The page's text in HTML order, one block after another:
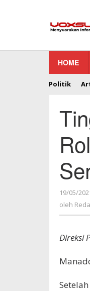
HOME
Politik
19/05/
oleh
Direksi